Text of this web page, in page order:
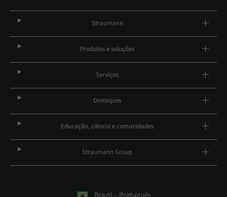
Straumann
Produtos e soluções
Serviços
Destaques
Educação, ciência e comunidades
Straumann Group